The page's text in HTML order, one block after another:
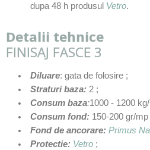
dupa 48 h produsul Vetro.
Detalii tehnice
FINISAJ FASCE 3
Diluare: gata de folosire ;
Straturi baza: 2 ;
Consum baza:1000 - 1200
Consum fond: 150-200 gr/mp
Fond de ancorare: Primus
Protectie: Vetro ;